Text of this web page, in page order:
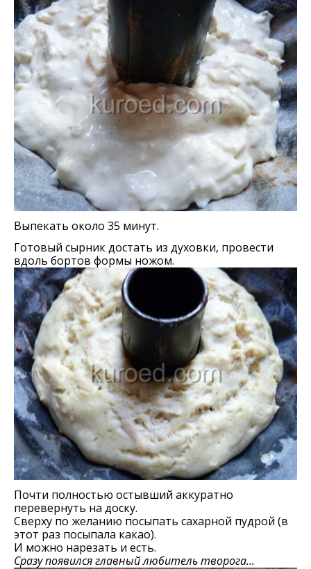
Выпекать около 35 минут.
Готовый сырник достать из духовки, провести
вдоль бортов формы ножом.
Почти полностью остывший аккуратно
перевернуть на доску.
Сверху по желанию посыпать сахарной пудрой (в
этот раз посыпала какао).
И можно нарезать и есть.
Сразу появился главный любитель творога...